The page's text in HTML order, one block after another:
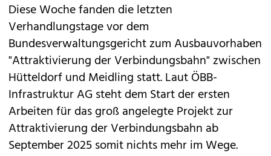
Diese Woche fanden die letzten
Verhandlungstage vor dem
Bundesverwaltungsgericht zum Ausbauvorhaben
"Attraktivierung der Verbindungsbahn" zwischen
Hütteldorf und Meidling statt. Laut ÖBB-
Infrastruktur AG steht dem Start der ersten
Arbeiten für das groß angelegte Projekt zur
Attraktivierung der Verbindungsbahn ab
September 2025 somit nichts mehr im Wege.